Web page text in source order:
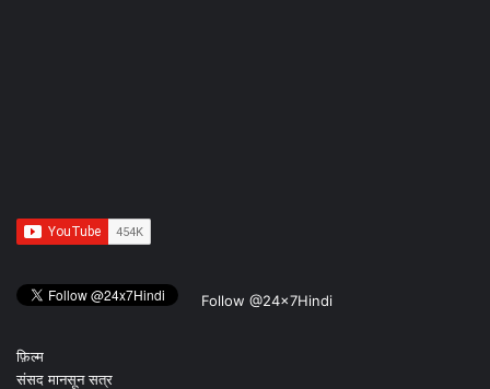
Follow @24x7Hindi
फ़िल्म
संसद मानसून सत्र